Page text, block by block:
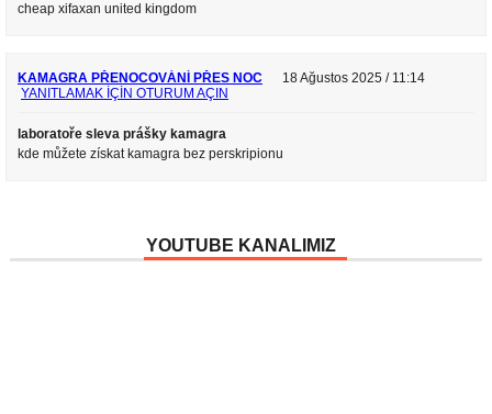
cheap xifaxan united kingdom
KAMAGRA PŘENOCOVÁNÍ PŘES NOC
18 Ağustos 2025 / 11:14
YANITLAMAK IÇIN OTURUM AÇIN
laboratoře sleva prášky kamagra
kde můžete získat kamagra bez perskripionu
YOUTUBE KANALIMIZ